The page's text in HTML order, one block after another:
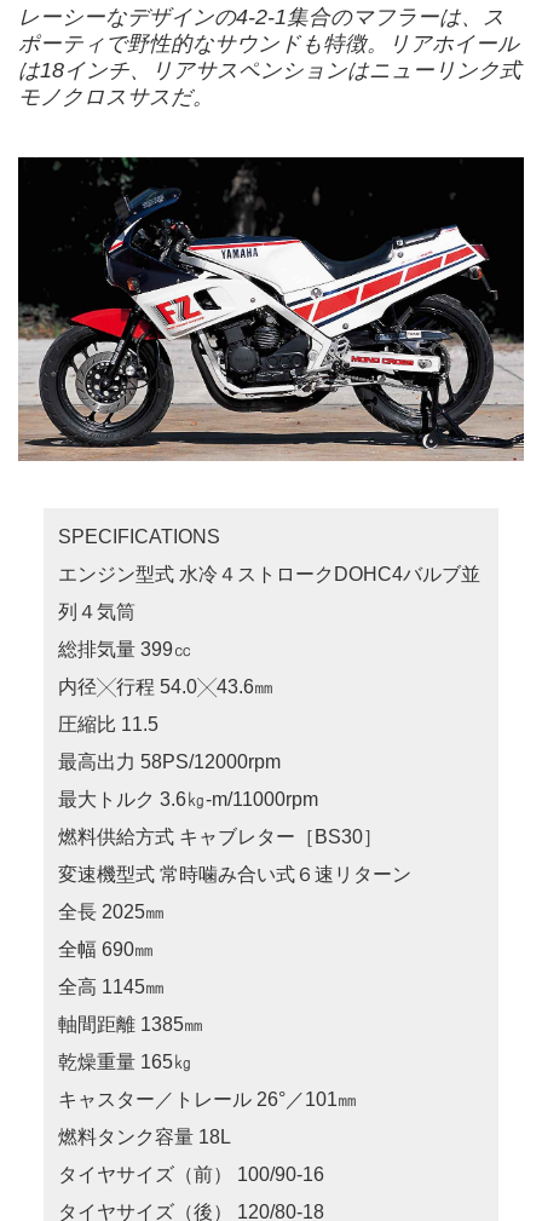
レーシーなデザインの4-2-1集合のマフラーは、ス
ポーティで野性的なサウンドも特徴。リアホイール
は18インチ、リアサスペンションはニューリンク式
モノクロスサスだ。
SPECIFICATIONS
エンジン型式 水冷４ストロークDOHC4バルブ並
列４気筒
総排気量 399㏄
内径╳行程 54.0╳43.6㎜
圧縮比 11.5
最高出力 58PS/12000rpm
最大トルク 3.6㎏-m/11000rpm
燃料供給方式 キャブレター［BS30］
変速機型式 常時噛み合い式６速リターン
全長 2025㎜
全幅 690㎜
全高 1145㎜
軸間距離 1385㎜
乾燥重量 165㎏
キャスター／トレール 26°／101㎜
燃料タンク容量 18L
タイヤサイズ（前） 100/90-16
タイヤサイズ（後） 120/80-18